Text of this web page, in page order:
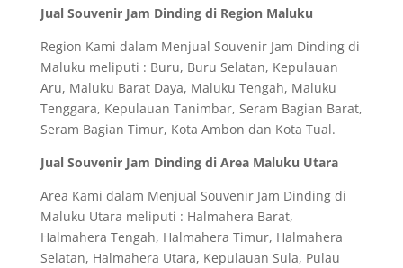
Jual Souvenir Jam Dinding di Region Maluku
Region Kami dalam Menjual Souvenir Jam Dinding di
Maluku meliputi : Buru, Buru Selatan, Kepulauan
Aru, Maluku Barat Daya, Maluku Tengah, Maluku
Tenggara, Kepulauan Tanimbar, Seram Bagian Barat,
Seram Bagian Timur, Kota Ambon dan Kota Tual.
Jual Souvenir Jam Dinding di Area Maluku Utara
Area Kami dalam Menjual Souvenir Jam Dinding di
Maluku Utara meliputi : Halmahera Barat,
Halmahera Tengah, Halmahera Timur, Halmahera
Selatan, Halmahera Utara, Kepulauan Sula, Pulau